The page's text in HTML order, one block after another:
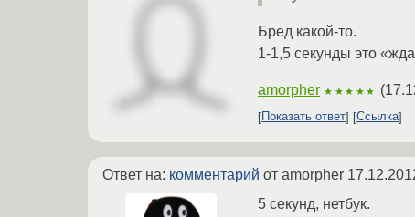
Бред какой-то.
1-1,5 секунды это
amorpher ★★★★★ (
Показать ответ Ссылка
Ответ на: комментарий от amorpher
5 секунд, нетбук.